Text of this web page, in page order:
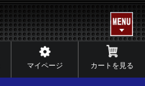
マイページ カートを見る